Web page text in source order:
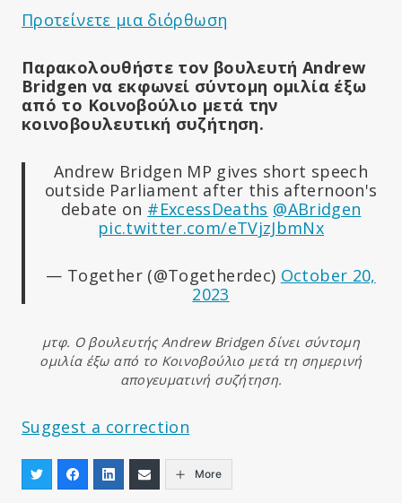
Προτείνετε μια διόρθωση
Παρακολουθήστε τον βουλευτή Andrew
Bridgen να εκφωνεί σύντομη ομιλία έξω
από το Κοινοβούλιο μετά την
κοινοβουλευτική συζήτηση.
Andrew Bridgen MP gives short speech
outside Parliament after this afternoon's
debate on #ExcessDeaths @ABridgen
pic.twitter.com/eTVjzJbmNx
— Together (@Togetherdec) October 20,
2023
μτφ. Ο βουλευτής Andrew Bridgen δίνει σύντομη
ομιλία έξω από το Κοινοβούλιο μετά τη σημερινή
απογευματινή συζήτηση.
Suggest a correction
More